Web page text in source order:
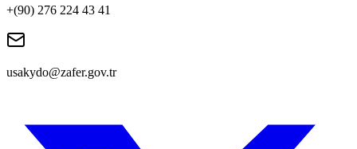
+(90) 276 224 43 41
usakydo@zafer.gov.tr